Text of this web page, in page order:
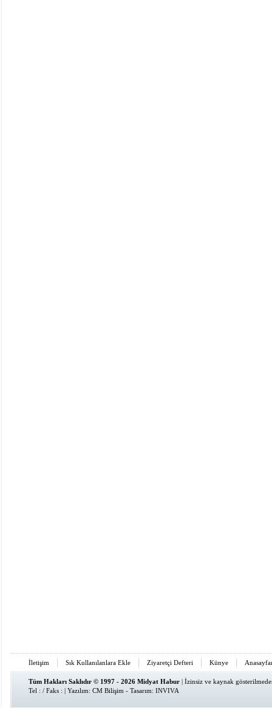
İletişim Sık Kullanılanlara Ekle Ziyaretçi Defteri Künye
Tüm Hakları Saklıdır © 1997 - 2026 Midyat Habur | İzinsiz ve kaynak
Tel : / Faks : | Yazılım: CM Bilişim - Tasarım: INVIVA